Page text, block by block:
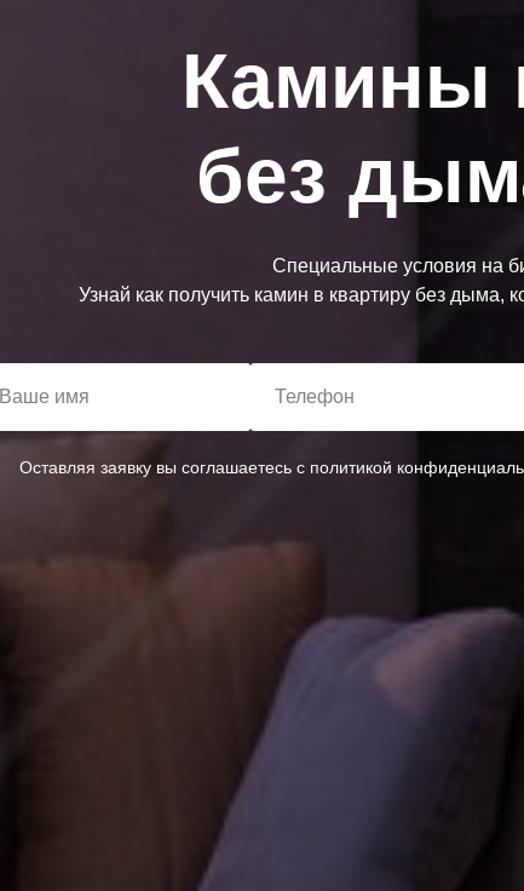
Камины
без
Специальные условия на
Узнай как получить камин в квартиру без дыма,
Ваше имя Телефон
Оставляя заявку вы соглашаетесь с политикой